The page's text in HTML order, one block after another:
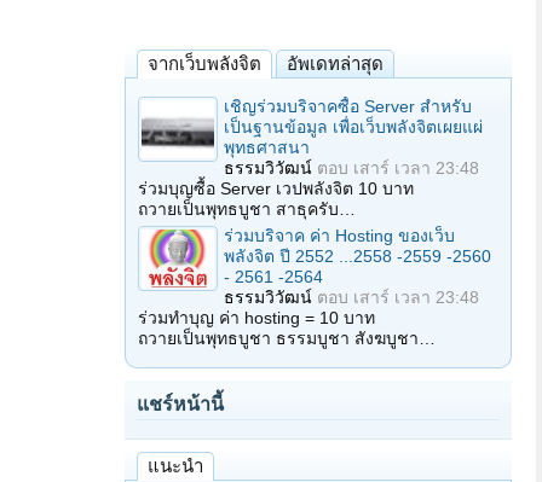
จากเว็บพลังจิต อัพเดทล่าสุด
เชิญร่วมบริจาคซื้อ Server สำหรับ
เป็นฐานข้อมูล เพื่อเว็บพลังจิตเผยแผ่
พุทธศาสนา
ธรรมวิวัฒน์ ตอบ เสาร์ เวลา 23:48
ร่วมบุญซื้อ Server เวปพลังจิต 10 บาท
ถวายเป็นพุทธบูชา สาธุครับ…
ร่วมบริจาค ค่า Hosting ของเว็บ
พลังจิต ปี 2552 ...2558 -2559 -2560
- 2561 -2564
ธรรมวิวัฒน์ ตอบ เสาร์ เวลา 23:48
ร่วมทำบุญ ค่า hosting = 10 บาท
ถวายเป็นพุทธบูชา ธรรมบูชา สังฆบูชา…
แชร์หน้านี้
แนะนำ